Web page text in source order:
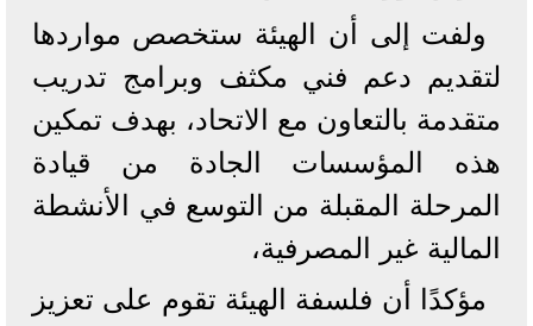
ولفت إلى أن الهيئة ستخصص مواردها
لتقديم دعم فني مكثف وبرامج تدريب
متقدمة بالتعاون مع الاتحاد، بهدف تمكين
هذه المؤسسات الجادة من قيادة
المرحلة المقبلة من التوسع في الأنشطة
المالية غير المصرفية،
مؤكدًا أن فلسفة الهيئة تقوم على تعزيز